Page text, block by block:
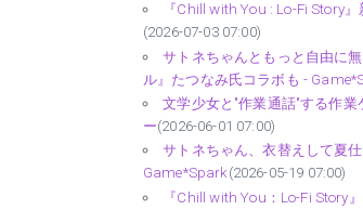
『Chill with You : Lo-Fi Story
(2026-07-03 07:00)
サトネちゃんともっと自由に
ル』たつなみ氏コラボも -
文学少女と"作業通話"する作
ー(2026-06-01 07:00)
サトネちゃん、衣替えして夏
Game*Spark(2026-05-19 07:00)
『Chill with You：Lo-Fi Story